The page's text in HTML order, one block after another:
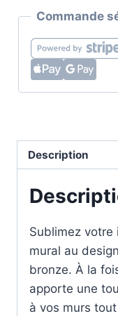
Commande
Description
Sublimez votre
mural au
bronze. À la
apporte une
à vos murs